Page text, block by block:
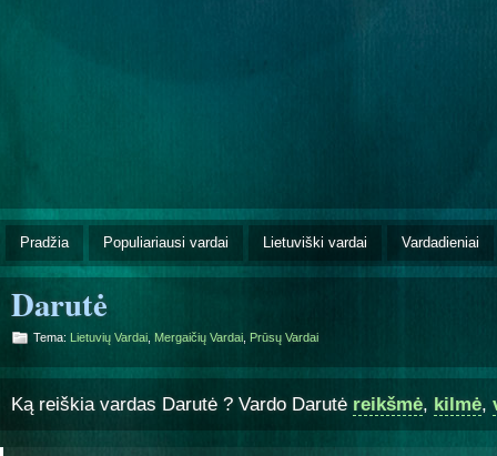
Pradžia Populiariausi vardai Lietuviški vardai Vardadieniai
Darutė
Tema: Lietuvių Vardai Mergaičių Vardai Prūsų Vardai
Ką reiškia vardas Darutė ? Vardo Darutė reikšmė, kilmė,